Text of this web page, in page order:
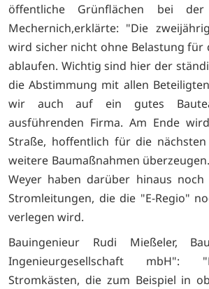
öffentliche Grünflächen bei der
Mechernich,erklärte: "Die
wird sicher nicht ohne Belastung für
ablaufen. Wichtig sind hier der
die Abstimmung mit allen
wir auch auf ein gutes
ausführenden Firma. Am Ende
Straße, hoffentlich für die nächsten
weitere Baumaßnahmen
Weyer haben darüber hinaus noch
Stromleitungen, die die "E-Regio"
verlegen wird.
Bauingenieur Rudi Mießeler,
Ingenieurgesellschaft mbH":
Stromkästen, die zum Beispiel in